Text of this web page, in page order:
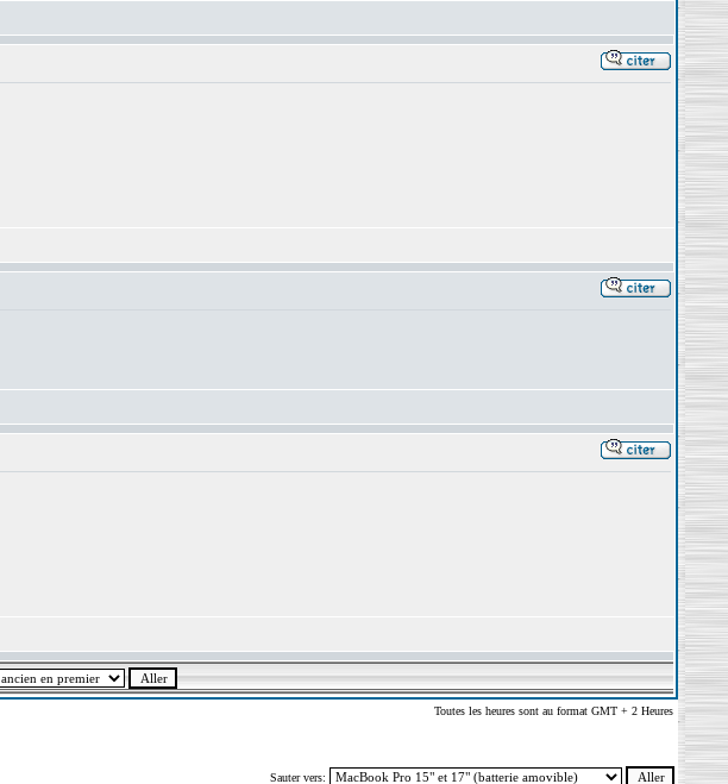
Toutes les heures sont au format GMT + 2 Heures
Sauter vers: